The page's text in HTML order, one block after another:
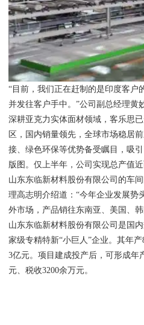
“目前，我们正在赶制的是印度客户
并发往客户手中。”公司副总经理黄
深耕亚克力实体面材领域，客乐思
区，国内销量领先，全球市场稳居
接、绿色环保等优势备受瞩目，吸
版图。仅上半年，公司实现总产值近
山东东临新材料股份有限公司的车
理高志明介绍道：“今年企业发展势
外市场，产品销往东南亚、美国、
山东东临新材料股份有限公司是国
家级专精特新“小巨人”企业。其年
3亿元。项目建成投产后，可形成年
元、税收3200余万元。